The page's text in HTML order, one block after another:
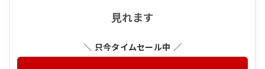
見れます
＼ 只今タイムセール中 ／